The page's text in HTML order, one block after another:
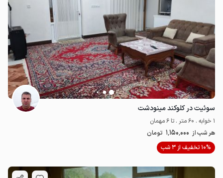
سوئیت در کلوکند مینودشت
1 خوابه . 60 متر . تا 6 مهمان
هر شب از 1٬150٬000 تومان
10% تخفیف از 3 شب